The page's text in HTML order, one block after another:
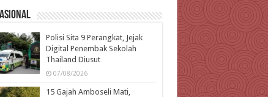
Polisi Sita 9 Perangkat, Jejak
Digital Penembak Sekolah
Thailand Diusut
07/08/2026
15 Gajah Amboseli Mati,